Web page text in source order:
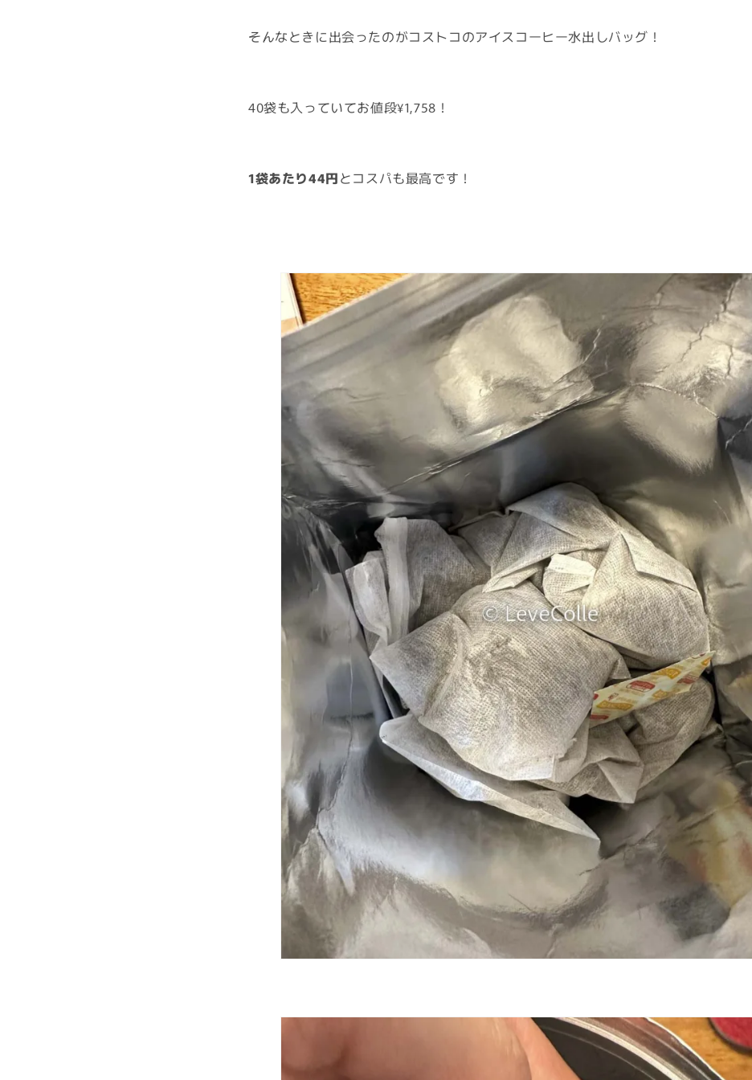
そんなときに出会ったのがコストコのアイスコーヒー水出しバッグ！
40袋も入っていてお値段¥1,758！
1袋あたり44円とコスパも最高です！